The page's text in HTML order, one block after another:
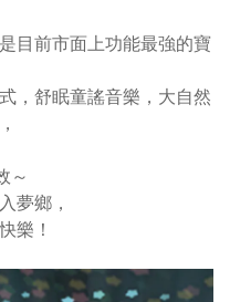
目前市面上功能最強的寶
，舒眠童謠音樂，大自然
～
夢鄉，
樂！